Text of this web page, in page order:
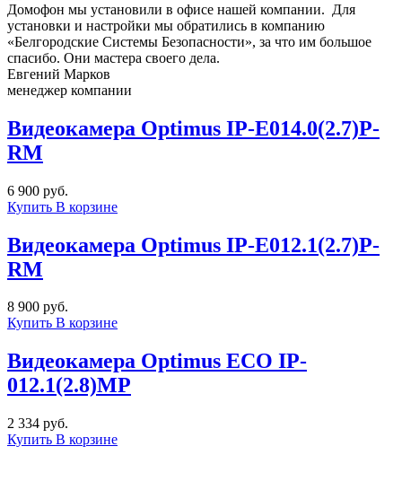
Домофон мы установили в офисе нашей компании. Для
установки и настройки мы обратились в компанию
«Белгородские Системы Безопасности», за что им большое
спасибо. Они мастера своего дела.
Евгений Марков
менеджер компании
Видеокамера Optimus IP-E014.0(2.7)Р-
RM
6 900 руб.
Купить В корзине
Видеокамера Optimus IP-E012.1(2.7)P-
RM
8 900 руб.
Купить В корзине
Видеокамера Optimus ECO IP-
012.1(2.8)MP
2 334 руб.
Купить В корзине